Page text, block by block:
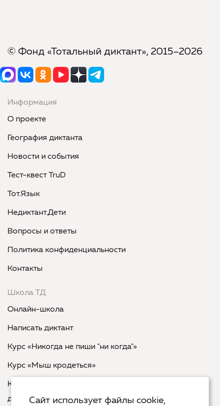
© Фонд «Тотальный диктант», 2015–2026
Информация
О проекте
География диктанта
Новости и события
Тест-квест TruD
Тот.Язык
Недиктант.Дети
Вопросы и ответы
Политика конфиденциальности
Контакты
Школа ТД
Онлайн-школа
Написать диктант
Курс «Никогда не пиши "ни когда"»
Курс «Мыш кродеться»
Курс «Русская пунктуация: болевые точки... и
двоеточия»Сайт использует файлы cookie,